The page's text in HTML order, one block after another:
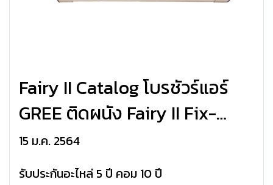
Fairy II Catalog โบรชัวร์แอร์
GREE ติดผนัง Fairy II Fix-
Speed R32
15 ม.ค. 2564
รับประกันอะไหล่ 5 ปี คอม 10 ปี